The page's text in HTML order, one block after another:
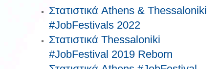
Στατιστικά Athens & Thessaloniki
#JobFestivals 2022
Στατιστικά Thessaloniki
#JobFestival 2019 Reborn